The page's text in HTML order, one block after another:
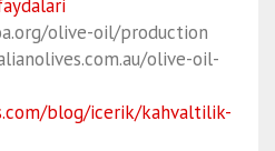
olive-oil/production
olive-oil-
blog/icerik/kahvaltilik-